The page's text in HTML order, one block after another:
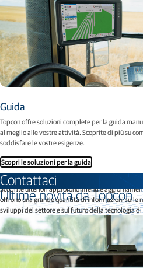
Guida
Topcon offre soluzioni complete per la guida
al meglio alle vostre attività. Scoprite di più su
soddisfare le vostre esigenze.
Scopri le soluzioni per la guida
Contattaci
Ultime novità da Topcon
Scoprite ulteriori approfondimenti e
offrono una grande quantità di informazioni sulle
sviluppi del settore e sul futuro della tecnologia